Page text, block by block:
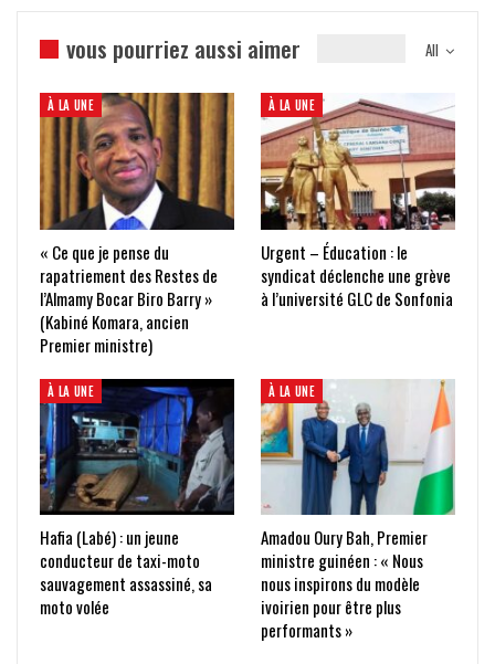
All
vous pourriez aussi aimer
À LA UNE
« Ce que je pense du
rapatriement des Restes de
l’Almamy Bocar Biro Barry »
(Kabiné Komara, ancien
Premier ministre)
À LA UNE
Urgent – Éducation : le
syndicat déclenche une grève
à l’université GLC de Sonfonia
À LA UNE
Hafia (Labé) : un jeune
conducteur de taxi-moto
sauvagement assassiné, sa
moto volée
À LA UNE
Amadou Oury Bah, Premier
ministre guinéen : « Nous
nous inspirons du modèle
ivoirien pour être plus
performants »